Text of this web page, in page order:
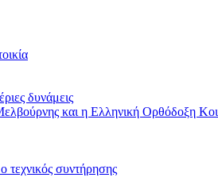
δυνάμεις
και η Ελληνική Ορθόδοξη
τεχνικός συντήρησης